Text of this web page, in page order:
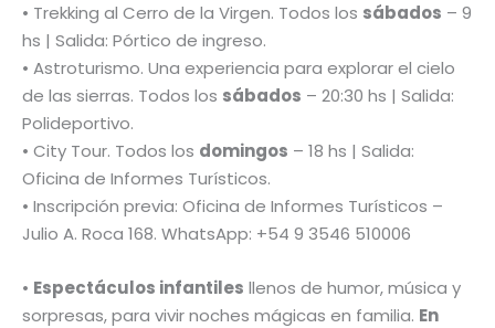
• Trekking al Cerro de la Virgen. Todos los sábados – 9
hs | Salida: Pórtico de ingreso.
• Astroturismo. Una experiencia para explorar el cielo
de las sierras. Todos los sábados – 20:30 hs | Salida:
Polideportivo.
• City Tour. Todos los domingos – 18 hs | Salida:
Oficina de Informes Turísticos.
• Inscripción previa: Oficina de Informes Turísticos –
Julio A. Roca 168. WhatsApp: +54 9 3546 510006
• Espectáculos infantiles llenos de humor, música y
sorpresas, para vivir noches mágicas en familia. En